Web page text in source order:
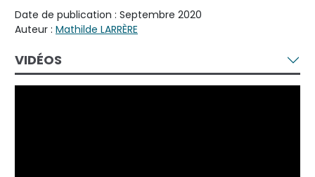
Date de publication : Septembre 2020
Auteur : Mathilde LARRÈRE
VIDÉOS